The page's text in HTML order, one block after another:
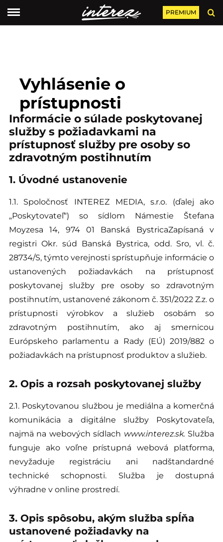
PREMIUM
Vyhlásenie o
prístupnosti
Informácie o súlade poskytovanej
služby s požiadavkami na
prístupnosť služby pre osoby so
zdravotným postihnutím
1. Úvodné ustanovenie
1.1. Spoločnosť INTEREZ MEDIA, s.r.o. (ďalej ako
„Poskytovateľ“) so sídlom Námestie Štefana
Moyzesa 14, 974 01 Banská BystricaZapísaná v
registri Okr. súd Banská Bystrica, odd. Sro, vl. č.
28734/S, týmto verejnosti sprístupňuje informácie o
ustanovených požiadavkách na prístupnosť
poskytovanej služby pre osoby so zdravotným
postihnutím, ustanovené zákonom č. 351/2022 Z.z. o
prístupnosti výrobkov a služieb osobám so
zdravotným postihnutím, ako aj smernicou
Európskeho parlamentu a Rady (EÚ) 2019/882 o
požiadavkách na prístupnosť produktov a služieb.
2. Opis a rozsah poskytovanej služby
2.1. Poskytovanou službou je mediálna a komerčná
komunikácia a digitálne služby Poskytovateľa,
najmä na webových sídlach www.interez.sk. Služba
funguje ako voľne prístupná webová platforma,
nevyžaduje registráciu ani nadštandardné
technické schopnosti. Služba je dostupná
výhradne v online prostredí.
3. Opis spôsobu, akým služba spĺňa
ustanovené požiadavky na